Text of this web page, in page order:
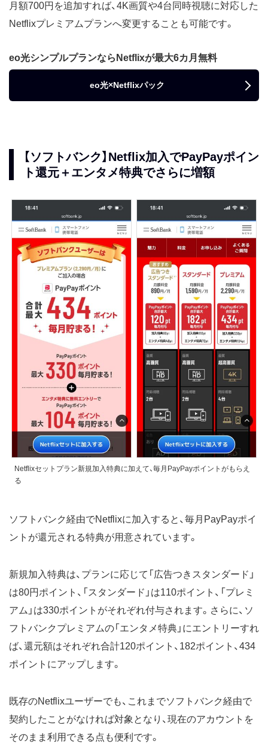
月額700円を追加すれば、4K画質や4台同時視聴に対応した
Netflixプレミアムプランへ変更することも可能です。
eo光シンプルプランならNetflixが最大6カ月無料
eo光×Netflixパック
【ソフトバンク】Netflix加入でPayPayポイン
ト還元＋エンタメ特典でさらに増額
Netflixセットプラン新規加入特典に加えて、毎月PayPayポイントがもらえ
る
ソフトバンク経由でNetflixに加入すると、毎月PayPayポイ
ントが還元される特典が用意されています。
新規加入特典は、プランに応じて「広告つきスタンダード」
は80円ポイント、「スタンダード」は110ポイント、「プレミ
アム」は330ポイントがそれぞれ付与されます。さらに、ソ
フトバンクプレミアムの「エンタメ特典」にエントリーすれ
ば、還元額はそれぞれ合計120ポイント、182ポイント、434
ポイントにアップします。
既存のNetflixユーザーでも、これまでソフトバンク経由で
契約したことがなければ対象となり、現在のアカウントを
そのまま利用できる点も便利です。